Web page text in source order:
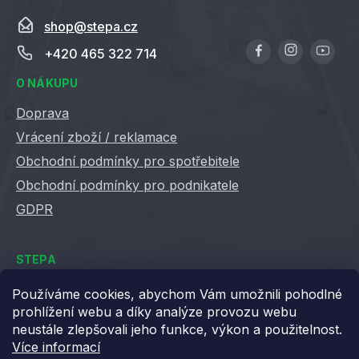
Používáme cookies, abychom Vám umožnili pohodlné
prohlížení webu a díky analýze provozu webu
neustále zlepšovali jeho funkce, výkon a použitelnost.
Více informací
shop@stepa.cz
+420 465 322 714
O NÁKUPU
Doprava
Vrácení zboží / reklamace
Obchodní podmínky pro spotřebitele
Obchodní podmínky pro podnikatele
GDPR
STEPA
Kontakty
Kariéra ve Stepě
Věrnostní slevy